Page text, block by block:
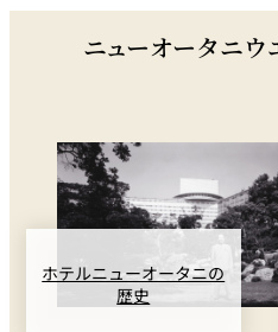
ニューオータニウ
ホテルニューオータニの
歴史